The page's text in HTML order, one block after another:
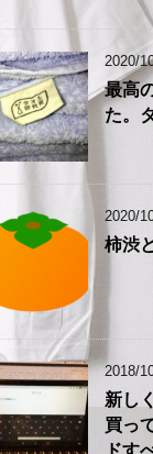
2020/
最高
た。
2020/
柿渋
2018/
新し
買っ